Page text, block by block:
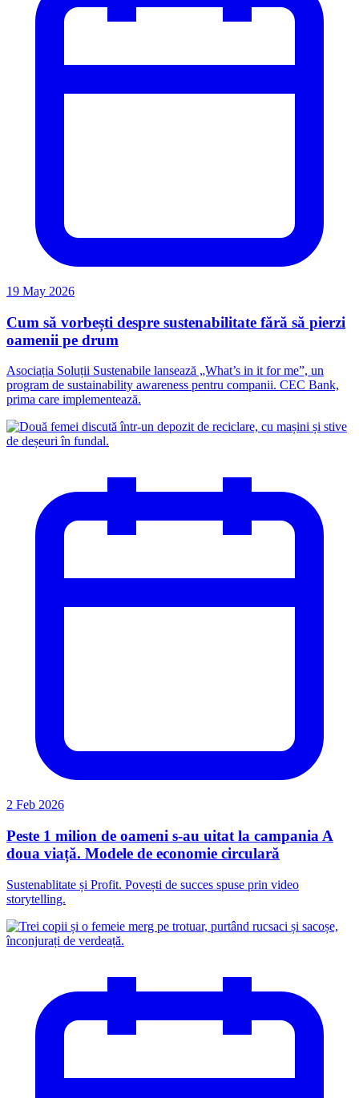
19 May 2026
Cum să vorbești despre sustenabilitate fără să pierzi
oamenii pe drum
Asociația Soluții Sustenabile lansează „What’s in it for me”, un
program de sustainability awareness pentru companii. CEC Bank,
prima care implementează.
2 Feb 2026
Peste 1 milion de oameni s-au uitat la campania A
doua viață. Modele de economie circulară
Sustenablitate și Profit. Povești de succes spuse prin video
storytelling.